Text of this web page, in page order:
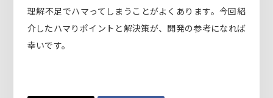
理解不足でハマってしまうことがよくあります。今回紹
介したハマりポイントと解決策が、開発の参考になれば
幸いです。